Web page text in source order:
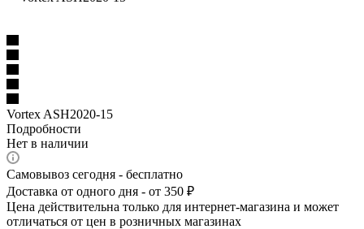
Vortex ASH2020-15
Подробности
Нет в наличии
Самовывоз сегодня - бесплатно
Доставка от одного дня - от 350 ₽
Цена действительна только для интернет-магазина и может
отличаться от цен в розничных магазинах